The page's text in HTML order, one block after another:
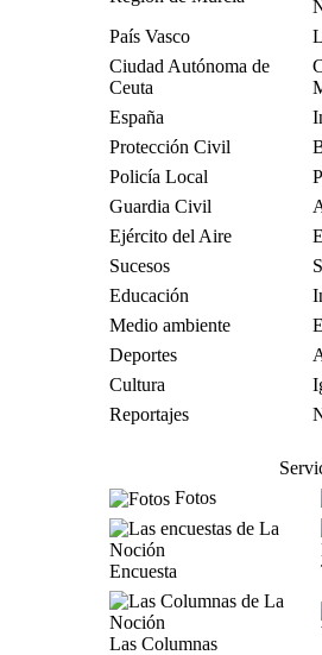
País Vasco
Ciudad Autónoma de
Ceuta
España
Protección Civil
Policía Local
Guardia Civil
Ejército del Aire
Sucesos
Educación
Medio ambiente
Deportes
Cultura
Reportajes
Fotos
Encuesta
Las Columnas